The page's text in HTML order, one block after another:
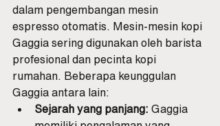
dalam pengembangan mesin
espresso otomatis. Mesin-mesin kopi
Gaggia sering digunakan oleh barista
profesional dan pecinta kopi
rumahan. Beberapa keunggulan
Gaggia antara lain:
Sejarah yang panjang: Gaggia